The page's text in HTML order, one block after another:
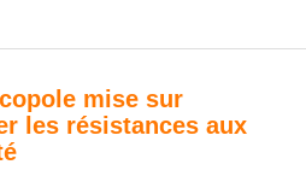
mise sur
les résistances aux